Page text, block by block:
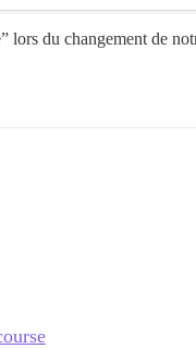
lors du changement de